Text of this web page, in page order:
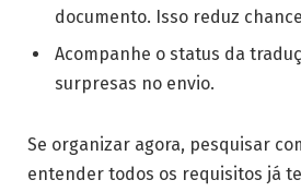
documento. Isso reduz
Acompanhe o status da
surpresas no envio.
Se organizar agora, pesquisar
entender todos os requisitos já